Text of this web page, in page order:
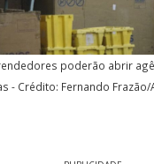
poderão abrir
- Crédito: Fernando Frazão/